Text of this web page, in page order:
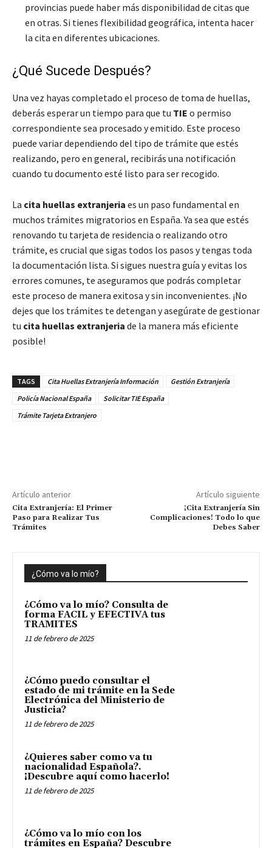
provincias puede haber más disponibilidad de citas que
en otras. Si tienes flexibilidad geográfica, intenta hacer
la cita en diferentes ubicaciones.
¿Qué Sucede Después?
Una vez hayas completado el proceso de toma de huellas,
deberás esperar un tiempo para que tu TIE o permiso
correspondiente sea procesado y emitido. Este proceso
puede variar dependiendo del tipo de trámite que estés
realizando, pero en general, recibirás una notificación
cuando tu documento esté listo para ser recogido.
La cita huellas extranjeria es un paso fundamental en
muchos trámites migratorios en España. Ya sea que estés
renovando tu tarjeta de residencia o realizando otro
trámite, es crucial que sigas todos los pasos y tengas toda
la documentación lista. Si sigues nuestra guía y evitas los
errores comunes, te aseguramos que podrás completar
este proceso de manera exitosa y sin inconvenientes. ¡No
dejes que los trámites te detengan y asegúrate de gestionar
tu cita huellas extranjeria de la manera más eficiente
posible!
TAGS Cita Huellas Extranjería Información
Gestión Extranjería
Policía Nacional España
Solicitar TIE España
Trámite Tarjeta Extranjero
Artículo anterior
Cita Extranjería: El Primer
Paso para Realizar Tus
Trámites
Artículo siguiente
¡Cita Extranjería Sin
Complicaciones! Todo lo que
Debes Saber
¿Cómo va lo mío?
¿Cómo va lo mío? Consulta de
forma FACIL y EFECTIVA tus
TRAMITES
11 de febrero de 2025
¿Cómo puedo consultar el
estado de mi trámite en la Sede
Electrónica del Ministerio de
Justicia?
11 de febrero de 2025
¿Quieres saber como va tu
nacionalidad Española?.
¡Descubre aquí como hacerlo!
11 de febrero de 2025
¿Cómo va lo mío con los
trámites en España? Descubre